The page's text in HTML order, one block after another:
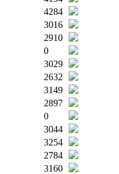
4284
3016
2910
0
3029
2632
3149
2897
0
3044
3254
2784
3160